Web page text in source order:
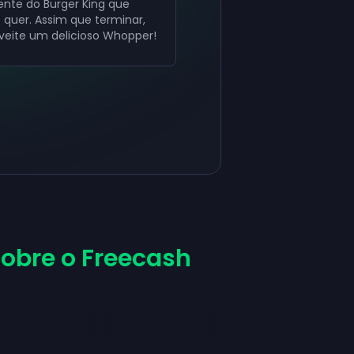
do Burger King que
Assim que terminar,
um delicioso Whopper!
o Freecash